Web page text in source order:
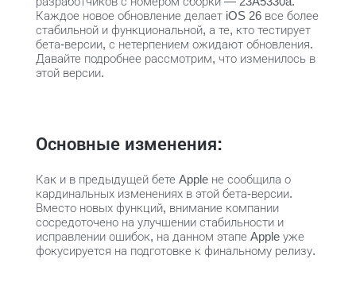
Каждое новое обновление делает iOS 26 все более
стабильной и функциональной, а те, кто тестирует
бета-версии, с нетерпением ожидают обновления.
Давайте подробнее рассмотрим, что изменилось в
этой версии.
Основные изменения:
Как и в предыдущей бете Apple не сообщила о
кардинальных изменениях в этой бета-версии.
Вместо новых функций, внимание компании
сосредоточено на улучшении стабильности и
исправлении ошибок, на данном этапе Apple уже
фокусируется на подготовке к финальному релизу.